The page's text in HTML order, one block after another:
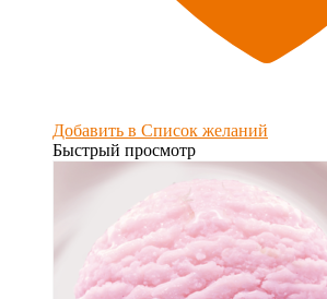
Добавить в Список желаний
Быстрый просмотр